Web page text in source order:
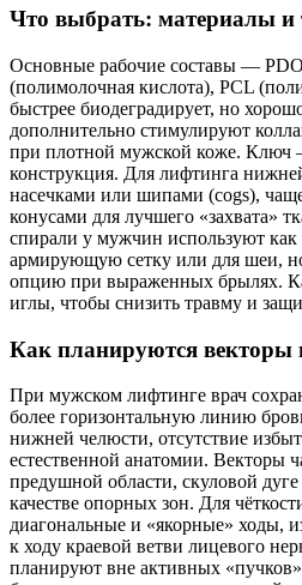
Что выбрать: материалы и
Основные рабочие составы —
(полимолочная кислота), PCL
быстрее биодеградирует, но
дополнительно стимулируют
при плотной мужской коже. Ключ
конструкция. Для лифтинга
насечками или шипами (cogs),
конусами для лучшего «захвата»
спирали у мужчин используют
армирующую сетку или для шеи,
опцию при выраженных брылях.
иглы, чтобы снизить травму и
Как планируются векторы
При мужском лифтинге врач
более горизонтальную линию
нижней челюсти, отсутствие
естественной анатомии. Векторы
предушной области, скуловой
качестве опорных зон. Для
диагональные и «якорные» ходы,
к ходу краевой ветви лицевого
планируют вне активных